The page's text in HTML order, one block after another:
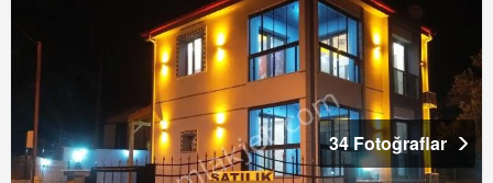
34 Fotoğraflar